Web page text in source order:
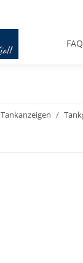
FAQ
Tankanzeigen